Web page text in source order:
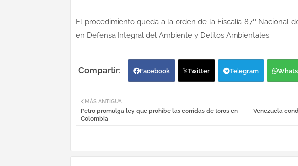
El procedimiento queda a la orden de la Fiscalía 87º Nacional
en Defensa Integral del Ambiente y Delitos Ambientales.
Facebook Twitter Telegram
Venezuela
MÁS ANTIGUA
Petro promulga ley que prohíbe las corridas de toros en
Colombia